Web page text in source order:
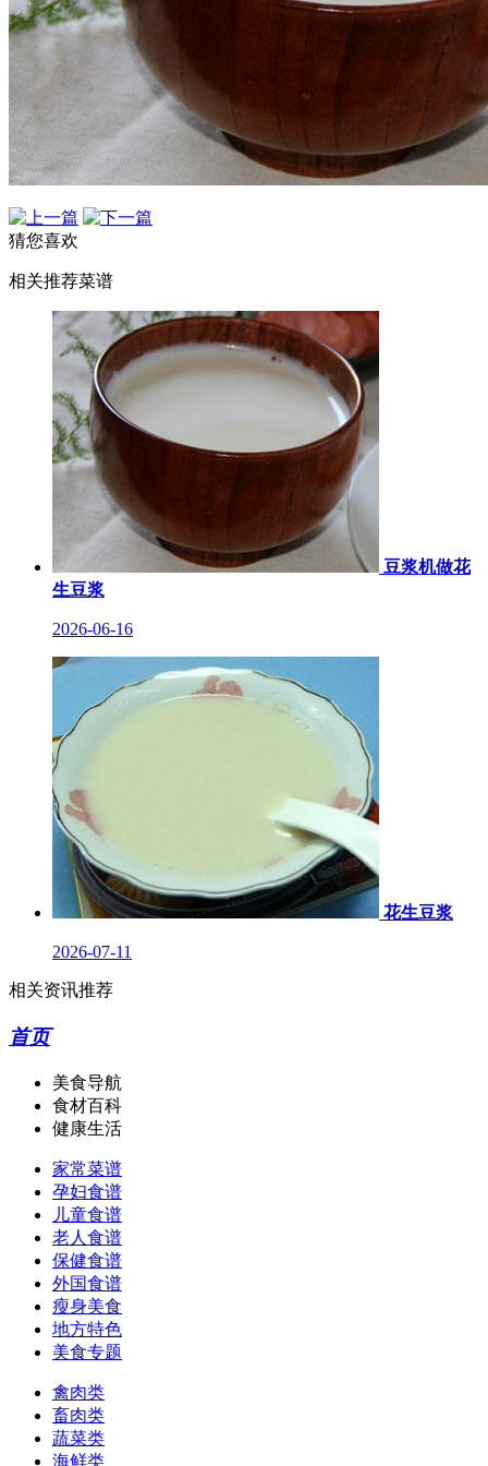
猜您喜欢
相关推荐菜谱
豆浆机做花
生豆浆
2026-06-16
花生豆浆
2026-07-11
相关资讯推荐
首页
美食导航
食材百科
健康生活
家常菜谱
孕妇食谱
儿童食谱
老人食谱
保健食谱
外国食谱
瘦身美食
地方特色
美食专题
禽肉类
畜肉类
蔬菜类
海鲜类